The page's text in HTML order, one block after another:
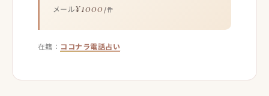
メール¥1000 /件
在籍： ココナラ電話占い